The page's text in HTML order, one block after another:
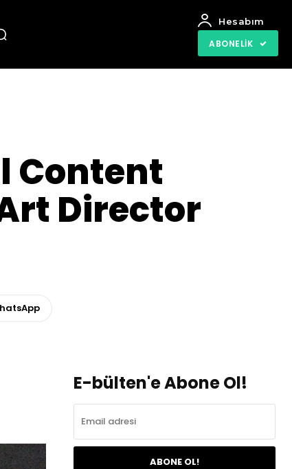
Hesabım
ABONELIK
Content
Director
E-bülten'e Abone Ol!
ABONE OL!